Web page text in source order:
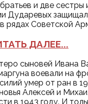
и две сестры
Дударевых
рядах Советской
ДАЛЕЕ...
сыновей Ивана
воевали на
умер от ран в
Алексей и
в 1943 году. И